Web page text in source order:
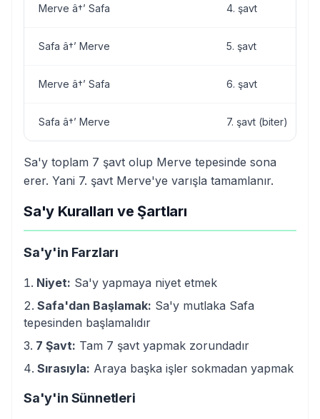
Merve â†’ Safa 4. şavt
Safa â†’ Merve 5. şavt
Merve â†’ Safa 6. şavt
Safa â†’ Merve 7. şavt (biter)
Sa'y toplam 7 şavt olup Merve tepesinde sona
erer. Yani 7. şavt Merve'ye varışla tamamlanır.
Sa'y Kuralları ve Şartları
Sa'y'in Farzları
Niyet: Sa'y yapmaya niyet etmek
Safa'dan Başlamak: Sa'y mutlaka Safa
tepesinden başlamalıdır
7 Şavt: Tam 7 şavt yapmak zorundadır
Sırasıyla: Araya başka işler sokmadan yapmak
Sa'y'in Sünnetleri